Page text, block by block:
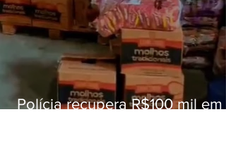
Polícia recupera R$100 mil em